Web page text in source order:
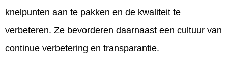
knelpunten aan te pakken en de kwaliteit te
verbeteren. Ze bevorderen daarnaast een cultuur van
continue verbetering en transparantie.